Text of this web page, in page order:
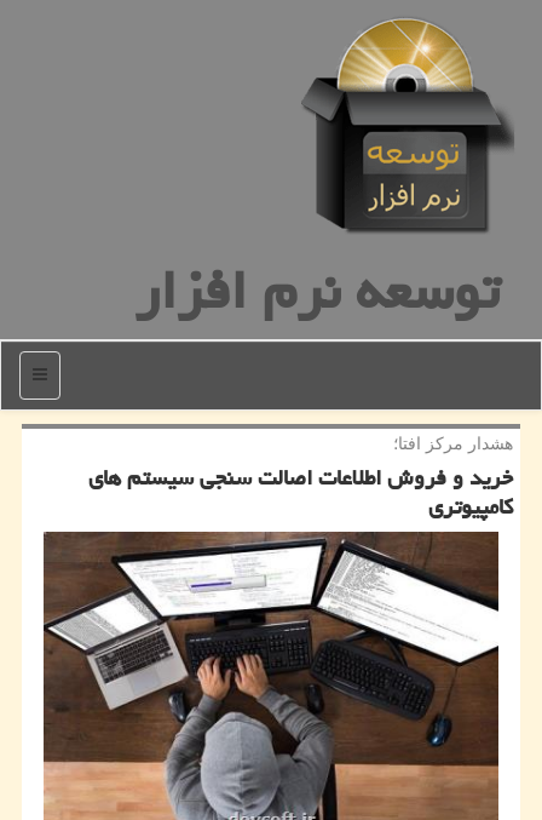
توسعه نرم افزار
منو
هشدار مركز افتا؛
خرید و فروش اطلاعات اصالت سنجی سیستم های
كامپیوتری